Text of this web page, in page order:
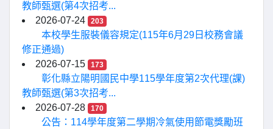
教師甄選(第4次招考...
2026-07-24
203
本校學生服裝儀容規定(115年6月29日校務會議
修正通過)
2026-07-15
173
彰化縣立陽明國民中學115學年度第2次代理(課)
教師甄選(第3次招考...
2026-07-28
170
公告：114學年度第二學期冷氣使用節電獎勵班